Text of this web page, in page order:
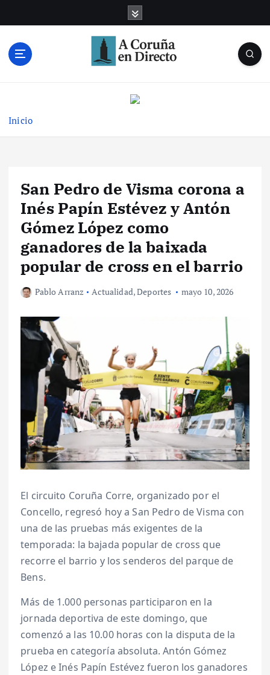
Inicio
San Pedro de Visma corona a
Inés Papín Estévez y Antón
Gómez López como
ganadores de la baixada
popular de cross en el barrio
Pablo Arranz Actualidad,Deportes mayo 10, 2026
El circuito Coruña Corre, organizado por el
Concello, regresó hoy a San Pedro de Visma con
una de las pruebas más exigentes de la
temporada: la bajada popular de cross que
recorre el barrio y los senderos del parque de
Bens.
Más de 1.000 personas participaron en la
jornada deportiva de este domingo, que
comenzó a las 10.00 horas con la disputa de la
prueba en categoría absoluta. Antón Gómez
López e Inés Papín Estévez fueron los ganadores